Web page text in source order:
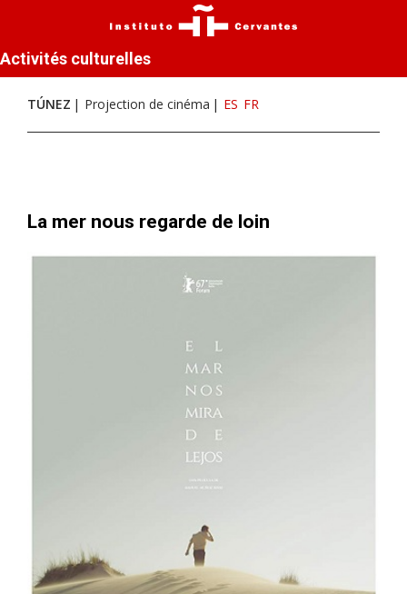
Activités culturelles
TÚNEZ Projection de cinéma ES FR
La mer nous regarde de loin